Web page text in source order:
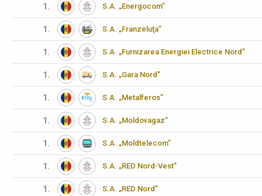
1. S.A. „Energocom”
1. S.A. „Franzeluţa”
1. S.A. „Furnizarea Energiei Electrice Nord”
1. S.A. „Gara Nord"
1. S.A. „Metalferos”
1. S.A. „Moldovagaz”
1. S.A. „Moldtelecom”
1. S.A. „RED Nord-Vest”
1. S.A. „RED Nord”